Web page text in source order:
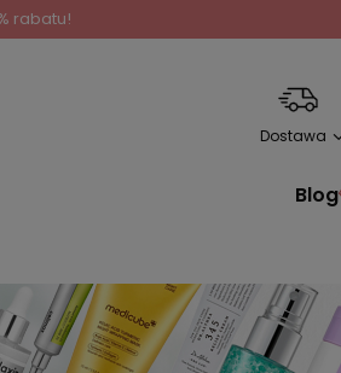
rabatu!
Dostawa
Blog